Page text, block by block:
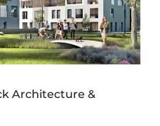
Architecture &